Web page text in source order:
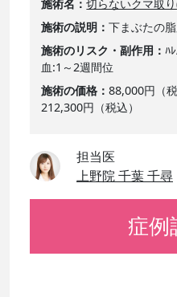
施術名
切らないクマ取
施術の説明
下まぶたの
施術のリスク・副作用
ﾊ
血:1～2週間位
施術の価格
88,000円（
212,300円（税込）
担当医
上野院 千葉 千尋
症例